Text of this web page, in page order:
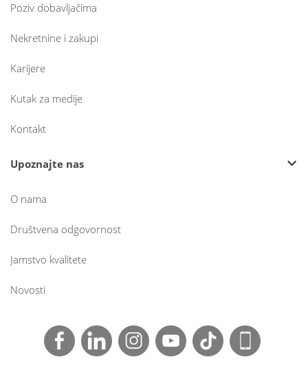
Poziv dobavljačima
Nekretnine i zakupi
Karijere
Kutak za medije
Kontakt
Upoznajte nas
O nama
Društvena odgovornost
Jamstvo kvalitete
Novosti